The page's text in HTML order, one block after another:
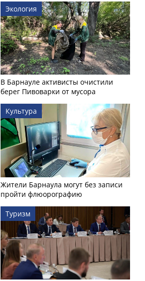
Экология
В Барнауле активисты очистили
берег Пивоварки от мусора
Культура
Жители Барнаула могут без записи
пройти флюорографию
Туризм